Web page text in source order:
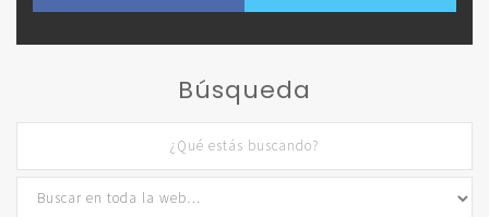
Búsqueda